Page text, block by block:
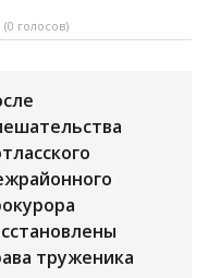
(0 голосов)
труженика